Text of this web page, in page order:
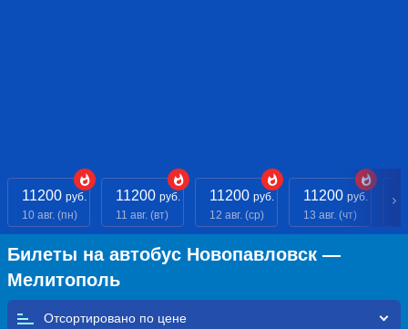
11200 руб.
10 авг. (пн)
11200 руб.
11 авг. (вт)
11200 руб.
12 авг. (ср)
11200 руб.
13 авг. (чт)
Билеты на автобус Новопавловск —
Мелитополь
Отсортировано по